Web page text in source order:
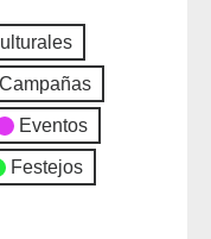
Campañas
Eventos
Festejos